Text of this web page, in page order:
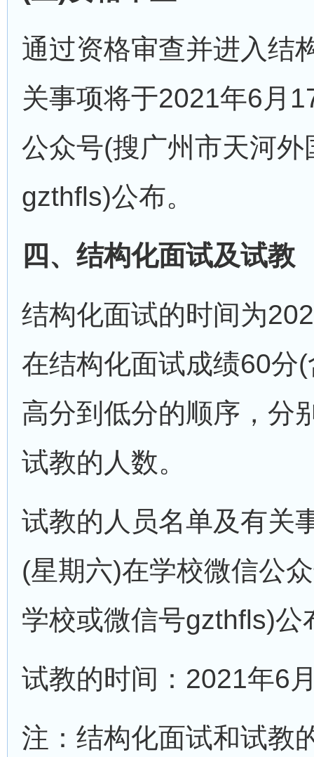
通过资格审查并进入结
关事项将于2021年6月
公众号(搜广州市天河
gzthfls)公布。
四、结构化面试及试教
结构化面试的时间为
在结构化面试成绩60分
高分到低分的顺序，分
试教的人数。
试教的人员名单及有关
(星期六)在学校微信公
学校或微信号gzthfls)公
试教的时间：2021年6
注：结构化面试和试教